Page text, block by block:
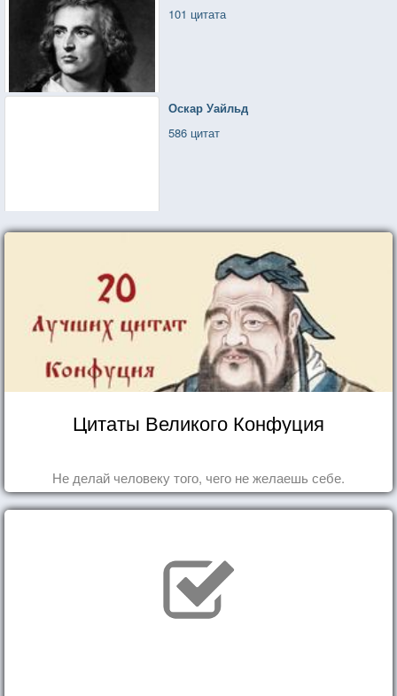
101 цитата
Оскар Уайльд
586 цитат
Цитаты Великого Конфуция
Не делай человеку того, чего не желаешь себе.